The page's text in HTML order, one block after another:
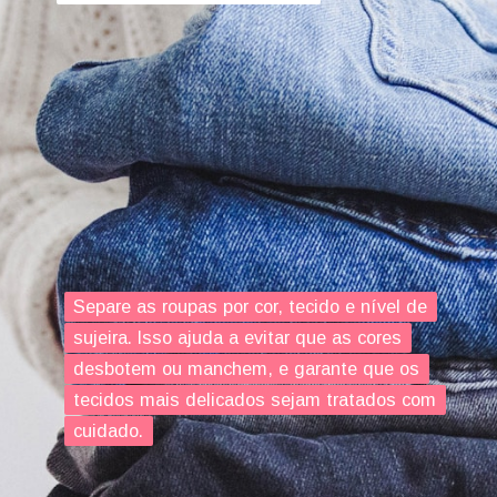
Separe as roupas por cor, tecido e nível de
sujeira. Isso ajuda a evitar que as cores
desbotem ou manchem, e garante que os
tecidos mais delicados sejam tratados com
cuidado.
Separe as roupas por cor, tecido e nível de
sujeira. Isso ajuda a evitar que as cores
desbotem ou manchem, e garante que os
tecidos mais delicados sejam tratados com
cuidado.